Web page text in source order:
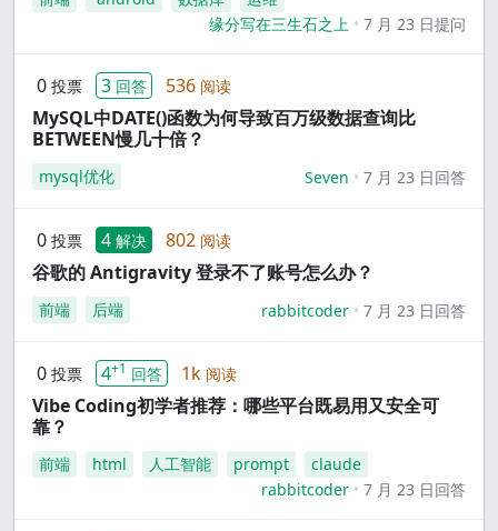
缘分写在三生石之上
7 月 23 日提问
0 投票 3 回答 536 阅读
MySQL中DATE()函数为何导致百万级数据查询比
BETWEEN慢几十倍？
mysql优化 Seven 7 月 23 日回答
0 投票 4 解决 802 阅读
谷歌的 Antigravity 登录不了账号怎么办？
前端 后端 rabbitcoder 7 月 23 日回答
0 投票 4+1 回答 1k 阅读
Vibe Coding初学者推荐：哪些平台既易用又安全可
靠？
前端 html 人工智能 prompt
claude
rabbitcoder
7 月 23 日回答